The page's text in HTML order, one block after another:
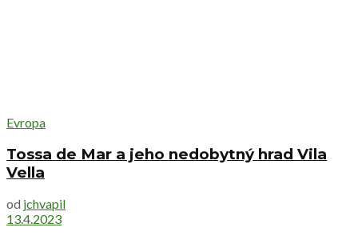
Evropa
Tossa de Mar a jeho nedobytný hrad Vila
Vella
od jchvapil
13.4.2023